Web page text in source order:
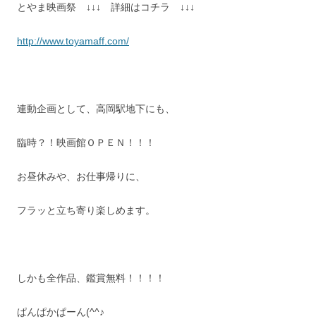
とやま映画祭 ↓↓↓ 詳細はコチラ ↓↓↓
http://www.toyamaff.com/
連動企画として、高岡駅地下にも、
臨時？！映画館ＯＰＥＮ！！！
お昼休みや、お仕事帰りに、
フラッと立ち寄り楽しめます。
しかも全作品、鑑賞無料！！！！
ぱんぱかぱーん(^^♪